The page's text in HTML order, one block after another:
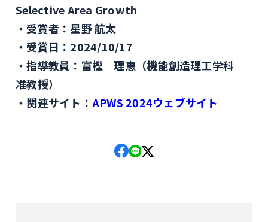
Selective Area Growth
受賞者：星野 航太
受賞日：2024/10/17
指導教員：富樫 理恵（機能創造理工学科
准教授）
関連サイト： APWS 2024ウェブサイト